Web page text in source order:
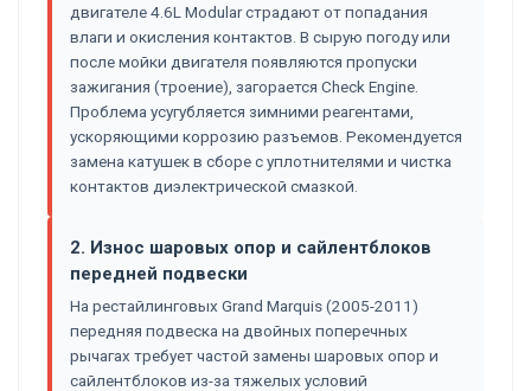
двигателе 4.6L Modular страдают от попадания
влаги и окисления контактов. В сырую погоду или
после мойки двигателя появляются пропуски
зажигания (троение), загорается Check Engine.
Проблема усугубляется зимними реагентами,
ускоряющими коррозию разъемов. Рекомендуется
замена катушек в сборе с уплотнителями и чистка
контактов диэлектрической смазкой.
2. Износ шаровых опор и сайлентблоков
передней подвески
На рестайлинговых Grand Marquis (2005-2011)
передняя подвеска на двойных поперечных
рычагах требует частой замены шаровых опор и
сайлентблоков из-за тяжелых условий